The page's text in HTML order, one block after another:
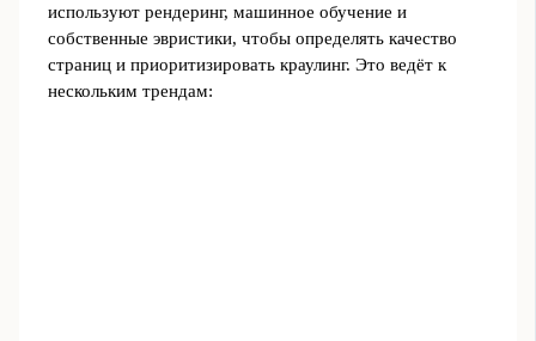
используют рендеринг, машинное обучение и
собственные эвристики, чтобы определять качество
страниц и приоритизировать краулинг. Это ведёт к
нескольким трендам: